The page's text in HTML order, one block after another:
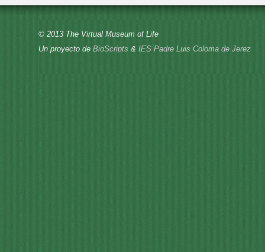
© 2013 The Virtual Museum of Life
Un proyecto de BioScripts & IES Padre Luis Coloma de Jerez